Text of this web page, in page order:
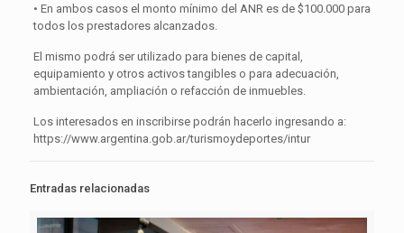
• En ambos casos el monto mínimo del ANR es de $100.000 para
todos los prestadores alcanzados.
El mismo podrá ser utilizado para bienes de capital,
equipamiento y otros activos tangibles o para adecuación,
ambientación, ampliación o refacción de inmuebles.
Los interesados en inscribirse podrán hacerlo ingresando a:
https://www.argentina.gob.ar/turismoydeportes/intur
Entradas relacionadas